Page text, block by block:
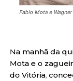
Fabio Mota e
Na manhã da
Mota e o
do Vitória,